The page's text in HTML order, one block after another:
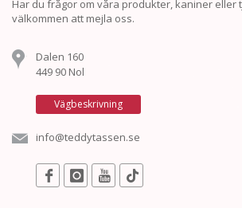
Har du frågor om våra produkter, kaniner eller
välkommen att mejla oss.
Dalen 160
449 90 Nol
Vägbeskrivning
info@teddytassen.se